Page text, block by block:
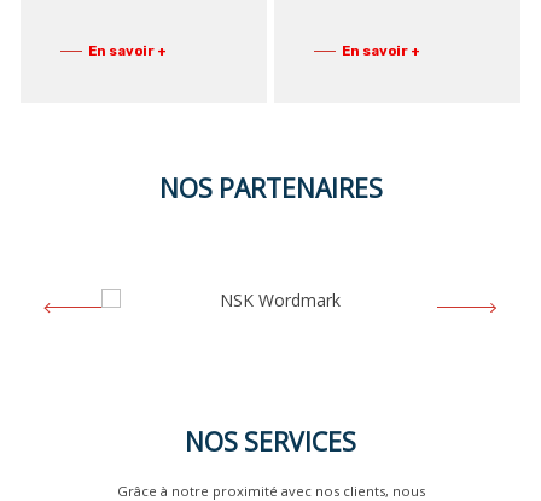
En savoir + En savoir +
NOS PARTENAIRES
NOS SERVICES
Grâce à notre proximité avec nos clients, nous